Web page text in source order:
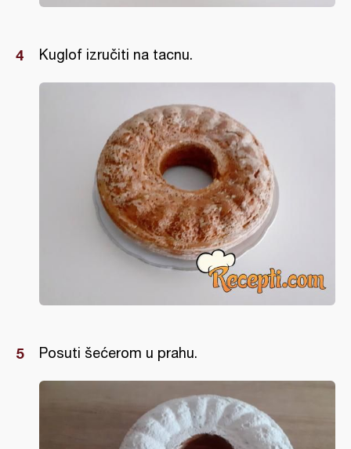
Kuglof izručiti na tacnu.
Posuti šećerom u prahu.